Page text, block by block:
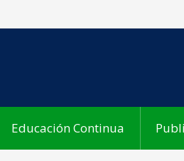
Educación Continua